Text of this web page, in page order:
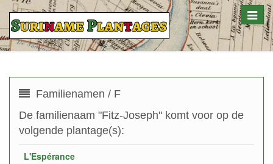
Toggle
Familienamen / F
De familienaam "Fitz-Joseph" komt voor op de
volgende plantage(s):
L'Espérance